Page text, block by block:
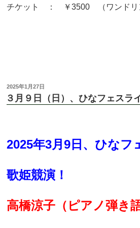
チケット ： ￥3500 （ワンドリ
2025年1月27日
３月９日（日）、ひなフェスラ
2025年3月9日、ひなフ
歌姫競演！
高橋涼子（ピアノ弾き語